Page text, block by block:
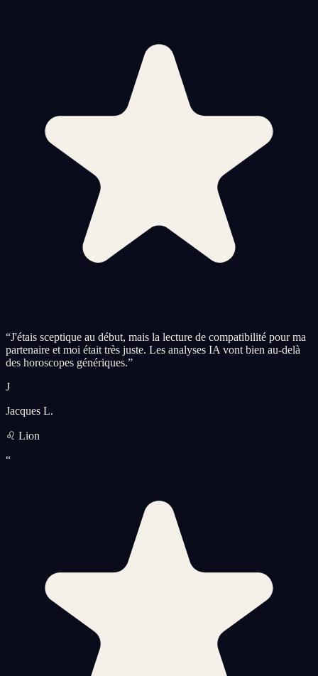
“J'étais sceptique au début, mais la lecture de compatibilité pour ma
partenaire et moi était très juste. Les analyses IA vont bien au-delà
des horoscopes génériques.”
J
Jacques L.
♌ Lion
“